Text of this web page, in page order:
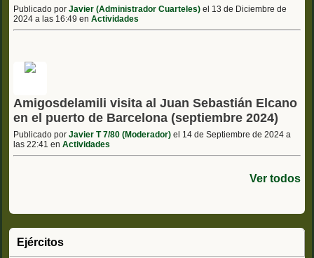
Publicado por Javier (Administrador Cuarteles) el 13 de Diciembre de
2024 a las 16:49 en Actividades
Amigosdelamili visita al Juan Sebastián Elcano
en el puerto de Barcelona (septiembre 2024)
Publicado por Javier T 7/80 (Moderador) el 14 de Septiembre de 2024 a
las 22:41 en Actividades
Ver todos
Ejércitos